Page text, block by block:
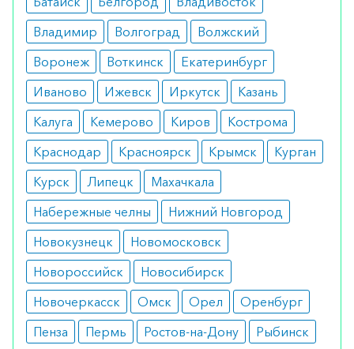
возникновение побочных симптомов. В
некоторых случаях отмечается андрогенный
эффект.
Режим дозирования
Лосьон наносится на кожу головы. Допускается
ежедневное применение либо через день.
Процедуры должны проводиться регулярно без
перерывов.
Особые указания
Эффект от применения средства отмечается
только через 6 месяцев регулярного нанесения.
Выраженность результата зависит от
индивидуальных особенностей человека.
Владимир
Волгоград
Волжский
Воронеж
Воткинск
Екатеринбург
Иваново
Ижевск Иркутск
Казань
Калуга
Кемерово Киров
Кострома
Краснодар
Красноярск Крымск
Курган
Курск
Липецк
Махачкала
Набережные челны
Нижний Новгород
Новокузнецк
Новомосковск
Новороссийск
Новосибирск
Новочеркасск
Омск Орел
Оренбург
Пенза
Пермь Ростов-на-Дону
Рыбинск